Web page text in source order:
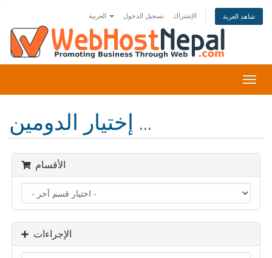
تسجيل الدخول الإشتراك شاهد العربة
تبديل
التنقل
إختيار الدومين ...
الأقسام
الإجراءات